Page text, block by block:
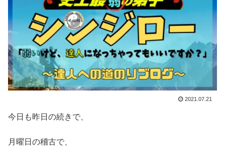
2021.07.21
今日も昨日の続きで、
月曜日の稽古で、